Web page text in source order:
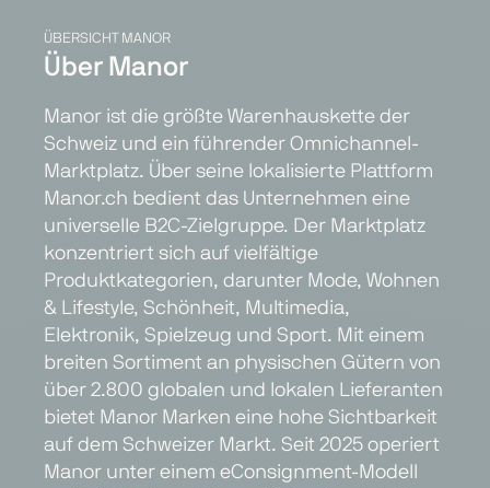
ÜBERSICHT MANOR
Über Manor
Manor ist die größte Warenhauskette der
Schweiz und ein führender Omnichannel-
Marktplatz. Über seine lokalisierte Plattform
Manor.ch bedient das Unternehmen eine
universelle B2C-Zielgruppe. Der Marktplatz
konzentriert sich auf vielfältige
Produktkategorien, darunter Mode, Wohnen
& Lifestyle, Schönheit, Multimedia,
Elektronik, Spielzeug und Sport. Mit einem
breiten Sortiment an physischen Gütern von
über 2.800 globalen und lokalen Lieferanten
bietet Manor Marken eine hohe Sichtbarkeit
auf dem Schweizer Markt. Seit 2025 operiert
Manor unter einem eConsignment-Modell